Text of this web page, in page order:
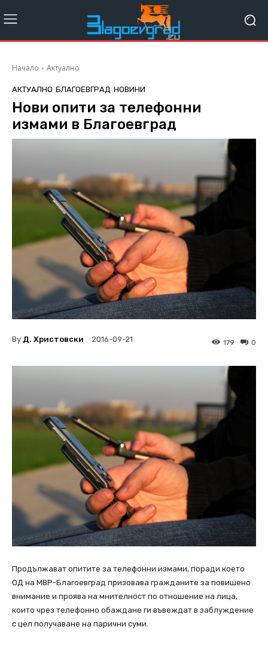
Начало Актуално
АКТУАЛНО БЛАГОЕВГРАД НОВИНИ
Нови опити за телефонни
измами в Благоевград
By Д. Христовски 2016-09-21 0
179
Продължават опитите за телефонни измами, поради което
ОД на МВР-Благоевград призовава гражданите за повишено
внимание и проява на мнителност по отношение на лица,
които чрез телефонно обаждане ги въвеждат в заблуждение
с цел получаване на парични суми.